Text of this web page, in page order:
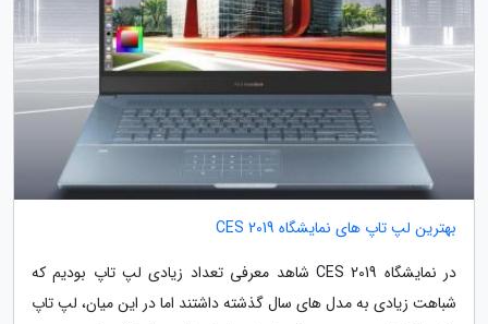
بهترین لپ تاپ های نمایشگاه CES 2019
در نمایشگاه CES 2019 شاهد معرفی تعداد زیادی لپ تاپ بودیم که
شباهت زیادی به مدل های سال گذشته داشتند اما در این میان، لپ تاپ